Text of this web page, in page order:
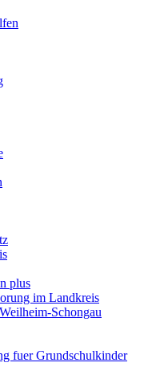
plus
im Landkreis
Schongau
fuer Grundschulkinder